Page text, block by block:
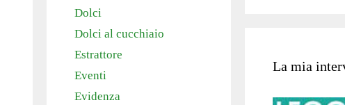
Dolci
Dolci al cucchiaio
Estrattore
Eventi
Evidenza
La mia